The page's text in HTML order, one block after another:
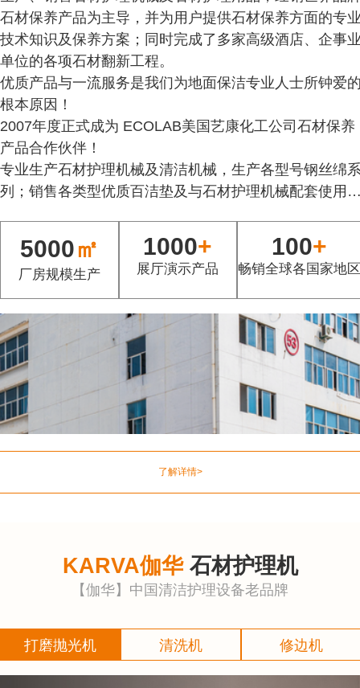
石材保养产品为主导，并为用户提供石材保养方面的专
技术知识及保养方案；同时完成了多家高级酒店、企事
单位的各项石材翻新工程。
优质产品与一流服务是我们为地面保洁专业人士所钟爱
根本原因！
2007年度正式成为 ECOLAB美国艺康化工公司石材保养
产品合作伙伴！
专业生产石材护理机械及清洁机械，生产各型号钢丝绵
列；销售各类型优质百洁垫及与石材护理机械配套使用
品牌的石材保养剂系列，并为用户提供石材保养方面的
业技术知识。
品牌“伽华”“KARVA”荣获十大石材护理养护产品称号。
产品通过CE认证、ETL等认证。
5000㎡
厂房规模生产
1000+
展厅演示产品
100+
畅销全球各国家地区
了解详情>
KARVA伽华 石材护理机
【伽华】中国清洁护理设备老品牌
打磨抛光机 清洗机 修边机